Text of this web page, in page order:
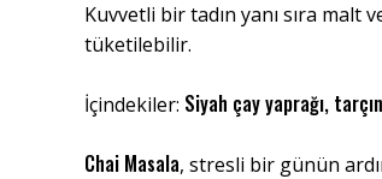
Kuvvetli bir tadın yanı sıra malt
tüketilebilir.
İçindekiler: Siyah çay yaprağı,
Chai Masala, stresli bir günün